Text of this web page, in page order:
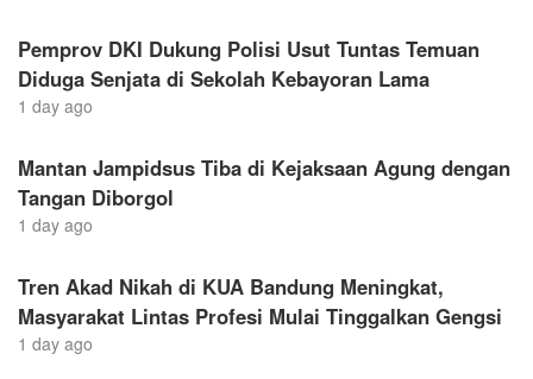
Pemprov DKI Dukung Polisi Usut Tuntas Temuan
Diduga Senjata di Sekolah Kebayoran Lama
1 day ago
Mantan Jampidsus Tiba di Kejaksaan Agung dengan
Tangan Diborgol
1 day ago
Tren Akad Nikah di KUA Bandung Meningkat,
Masyarakat Lintas Profesi Mulai Tinggalkan Gengsi
1 day ago